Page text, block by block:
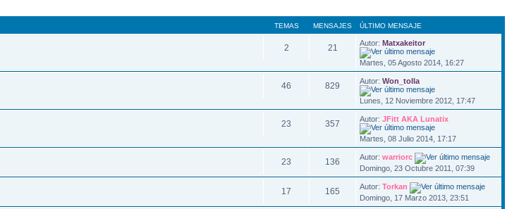
TEMAS MENSAJES ÚLTIMO MENSAJE
2 21 Autor:Matxakeitor
Martes, 05 Agosto 2014, 16:27
46 829 Autor:Won_tolla
Lunes, 12 Noviembre 2012, 17:47
23 357 Autor:JFitt AKA Lunatix
Martes, 08 Julio 2014, 17:17
23 136 Autor:warriorc
Domingo, 23 Octubre 2011, 07:39
17 165 Autor:Torkan
Domingo, 17 Marzo 2013, 23:51